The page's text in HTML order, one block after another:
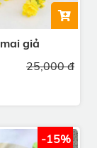
giả
25,000 đ
-15%